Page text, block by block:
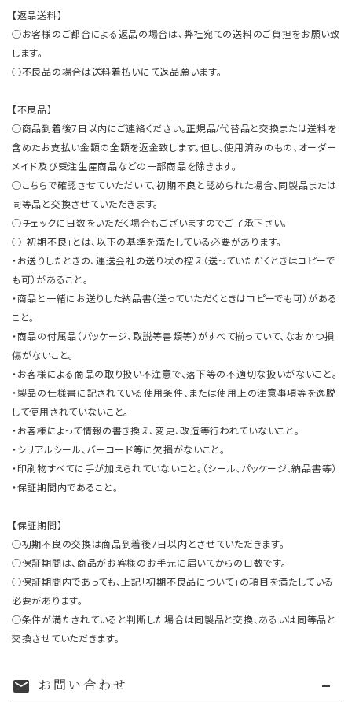
【返品送料】
○お客様のご都合による返品の場合は、弊社宛ての送料のご負担をお願い致
します。
○不良品の場合は送料着払いにて返品願います。
【不良品】
○商品到着後7日以内にご連絡ください。正規品/代替品と交換または送料を
含めたお支払い金額の全額を返金致します。但し、使用済みのもの、オーダー
メイド及び受注生産商品などの一部商品を除きます。
○こちらで確認させていただいて、初期不良と認められた場合、同製品または
同等品と交換させていただきます。
○チェックに日数をいただく場合もございますのでご了承下さい。
○「初期不良」とは、以下の基準を満たしている必要があります。
・お送りしたときの、運送会社の送り状の控え（送っていただくときはコピーで
も可）があること。
・商品と一緒にお送りした納品書（送っていただくときはコピーでも可）がある
こと。
・商品の付属品（パッケージ、取説等書類等）がすべて揃っていて、なおかつ損
傷がないこと。
・お客様による商品の取り扱い不注意で、落下等の不適切な扱いがないこと。
・製品の仕様書に記されている使用条件、または使用上の注意事項等を逸脱
して使用されていないこと。
・お客様によって情報の書き換え、変更、改造等行われていないこと。
・シリアルシール、バーコード等に欠損がないこと。
・印刷物すべてに手が加えられていないこと。（シール、パッケージ、納品書等）
・保証期間内であること。
【保証期間】
○初期不良の交換は商品到着後7日以内とさせていただきます。
○保証期間は、商品がお客様のお手元に届いてからの日数です。
○保証期間内であっても、上記「初期不良品について」の項目を満たしている
必要があります。
○条件が満たされていると判断した場合は同製品と交換、あるいは同等品と
交換させていただきます。
mail お問い合わせ